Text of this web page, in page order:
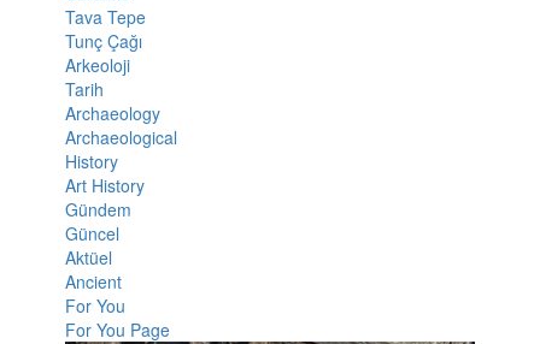
Tava Tepe
Tunç Çağı
Arkeoloji
Tarih
Archaeology
Archaeological
History
Art History
Gündem
Güncel
Aktüel
Ancient
For You
For You Page